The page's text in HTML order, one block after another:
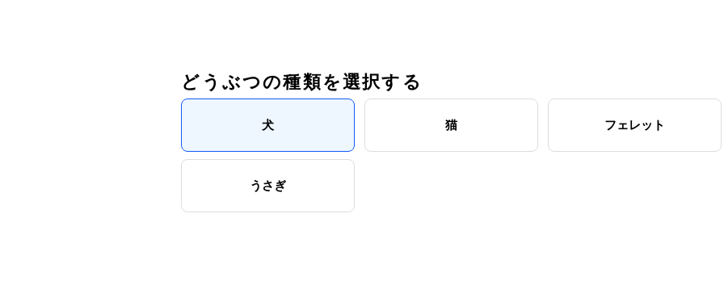
どうぶつの種類を選択する
犬 猫 フェレット
うさぎ